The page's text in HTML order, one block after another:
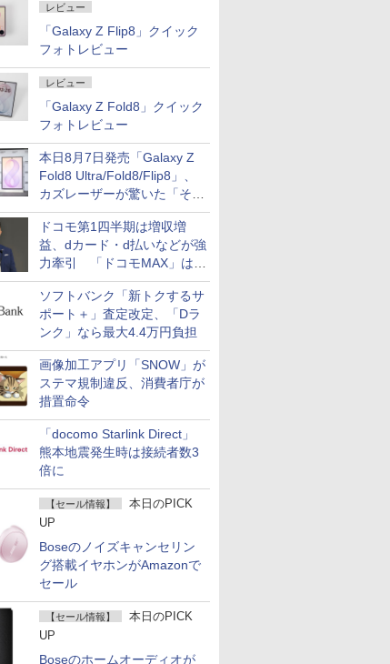
レビュー
「Galaxy Z Flip8」クイック
フォトレビュー
レビュー
「Galaxy Z Fold8」クイック
フォトレビュー
本日8月7日発売「Galaxy Z
Fold8 Ultra/Fold8/Flip8」、
カズレーザーが驚いた「そば
屋のメニュー並みの薄さ」
ドコモ第1四半期は増収増
益、dカード・d払いなどが強
力牽引 「ドコモMAX」は
400万契約突破
ソフトバンク「新トクするサ
ポート＋」査定改定、「Dラ
ンク」なら最大4.4万円負担
画像加工アプリ「SNOW」が
ステマ規制違反、消費者庁が
措置命令
「docomo Starlink Direct」
熊本地震発生時は接続者数3
倍に
【セール情報】
本日のPICK
UP
Boseのノイズキャンセリン
グ搭載イヤホンがAmazonで
セール
【セール情報】
本日のPICK
UP
Boseのホームオーディオが